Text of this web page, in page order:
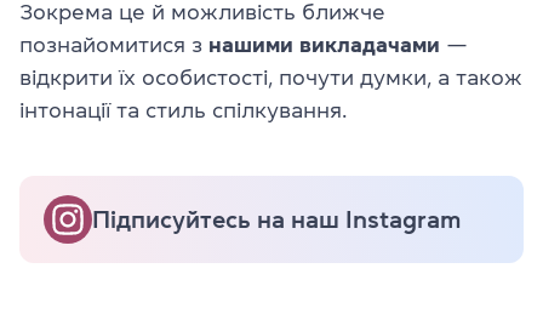
Зокрема це й можливість ближче
познайомитися з нашими викладачами —
відкрити їх особистості, почути думки, а також
інтонації та стиль спілкування.
Підписуйтесь на наш Instagram